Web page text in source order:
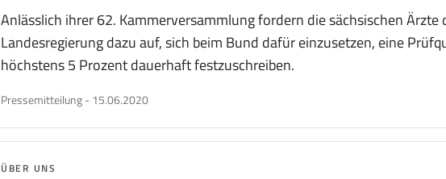
Anlässlich ihrer 62. Kammerversammlung fordern die sächsischen Ärzte
Landesregierung dazu auf, sich beim Bund dafür einzusetzen, eine
höchstens 5 Prozent dauerhaft festzuschreiben.
Pressemitteilungveröffentlicht
- 15.06.2020
THEMA:
ÜBER UNS